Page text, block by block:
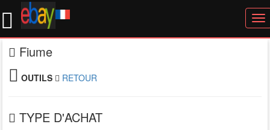
Fiume
OUTILS RETOUR
TYPE D'ACHAT